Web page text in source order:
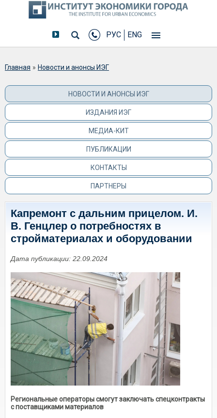
РУС ENG
Вы здесь
Главная » Новости и анонсы ИЭГ
НОВОСТИ И АНОНСЫ ИЭГ
ИЗДАНИЯ ИЭГ
МЕДИА-КИТ
ПУБЛИКАЦИИ
КОНТАКТЫ
ПАРТНЕРЫ
Капремонт с дальним прицелом. И.
В. Генцлер о потребностях в
стройматериалах и оборудовании
Дата публикации: 22.09.2024
Региональные операторы смогут заключать спецконтракты
с поставщиками материалов